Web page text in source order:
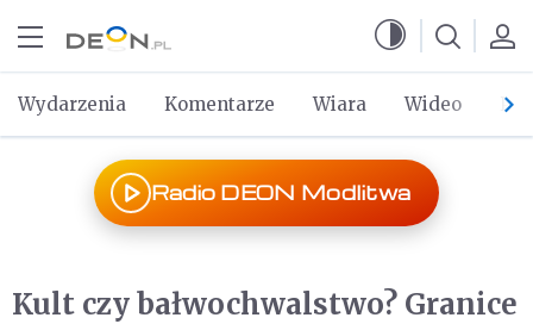
Wydarzenia Komentarze Wiara Wideo Po
Radio DEON Modlitwa
Kult czy bałwochwalstwo? Granice